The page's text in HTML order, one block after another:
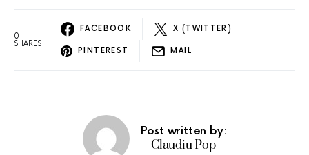
0
SHARES
FACEBOOK X (TWITTER)
PINTEREST MAIL
Post written by:
Claudiu Pop